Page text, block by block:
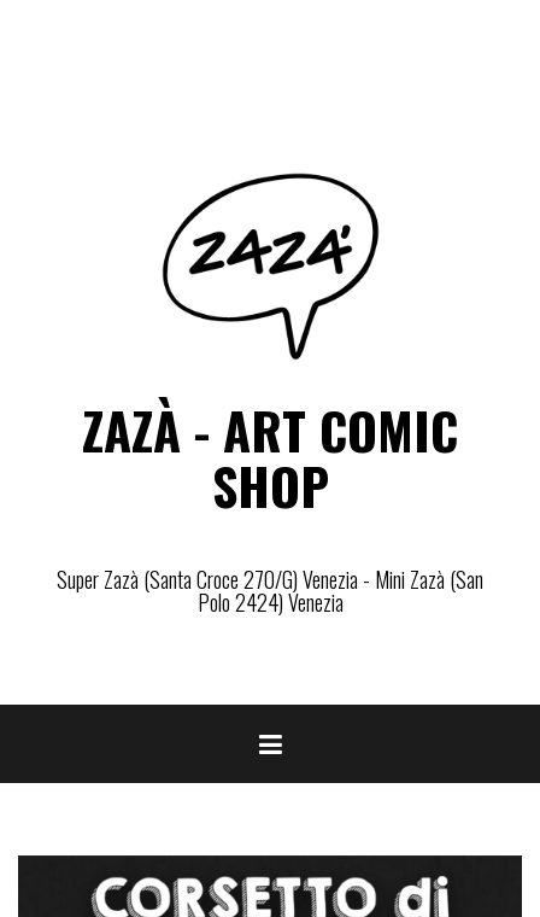
ZAZÀ - ART COMIC
SHOP
Super Zazà (Santa Croce 270/G) Venezia - Mini Zazà (San
Polo 2424) Venezia